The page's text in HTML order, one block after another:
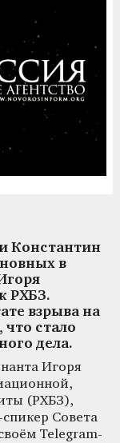
Константин
в
РХБЗ.
взрыва на
что стало
дела.
Игоря
(РХБЗ),
Совета
Telegram-